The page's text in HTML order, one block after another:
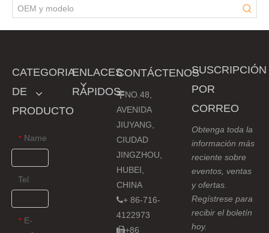
CATEGORIA
DE
PRODUCTO
* Name
Tel
* E-
ENLACES
RÁPIDOS
CONTÁCTENOS
NO.48,
AVENIDA
JIUYANG,
CIUDAD
JINGZHOU,
HUBEI,
CHINA
+ 86-716-
4122973
+86
SUSCRIPCIÓN
POR
CORREO
Obtenga toda la
información más
reciente sobre
eventos, ventas
y ofertas.
Regístrese para
recibir el boletín
hoy.